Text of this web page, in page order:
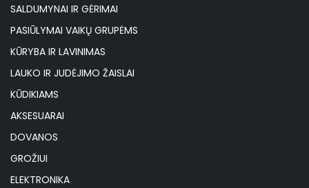
SALDUMYNAI IR GĖRIMAI
PASIŪLYMAI VAIKŲ GRUPĖMS
KŪRYBA IR LAVINIMAS
LAUKO IR JUDĖJIMO ŽAISLAI
KŪDIKIAMS
AKSESUARAI
DOVANOS
GROŽIUI
ELEKTRONIKA